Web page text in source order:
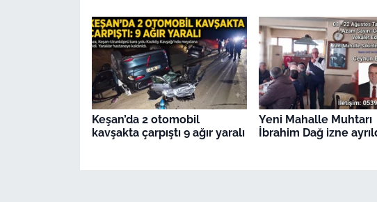
Keşan’da 2 otomobil
kavşakta çarpıştı 9 ağır yaralı
Yeni Mahalle Muhtarı
İbrahim Dağ izne